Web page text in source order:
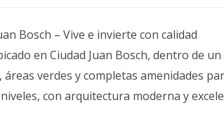
Bosch – Vive e invierte con calidad
en Ciudad Juan Bosch, dentro de
verdes y completas amenidades
con arquitectura moderna y